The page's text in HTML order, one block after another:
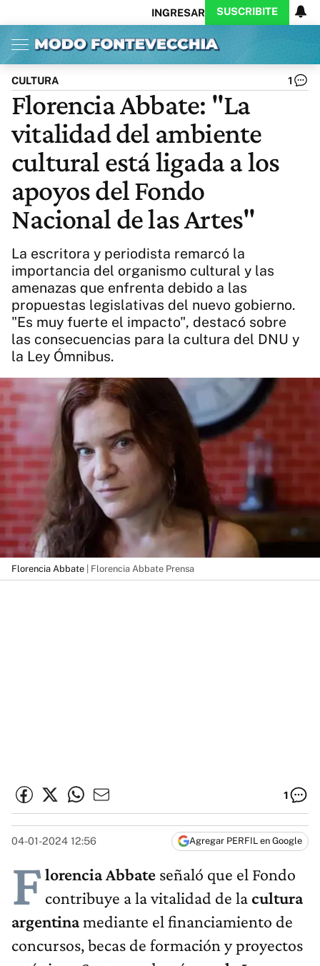
INGRESAR SUSCRIBITE
Inicio Ahora
Opinión
Política
Ciencia
Cultura
Arte
Educación
Internacional
Clima
CARAS
Exitoina
Turismo
Videos
Córdoba
Reperfilar
Business
Noticias
Exitoina
Gaming
Diario del Juicio
Actualidad
CULTURA 1
Florencia Abbate: "La
vitalidad del ambiente
cultural está ligada a los
apoyos del Fondo
Nacional de las Artes"
La escritora y periodista remarcó la
importancia del organismo cultural y las
amenazas que enfrenta debido a las
propuestas legislativas del nuevo gobierno.
"Es muy fuerte el impacto", destacó sobre
las consecuencias para la cultura del DNU y
la Ley Ómnibus.
Florencia Abbate | Florencia Abbate Prensa
1
04-01-2024 12:56 Agregar PERFIL en Google
Florencia Abbate señaló que el Fondo
contribuye a la vitalidad de lacultura
argentinamediante el financiamiento de
concursos, becas de formación y proyectos